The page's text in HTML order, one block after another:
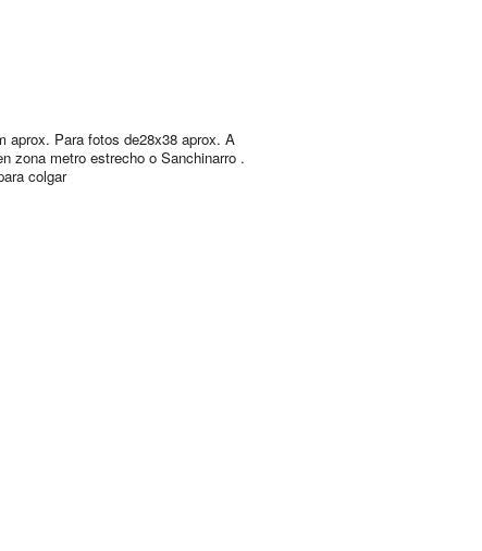
aprox. Para fotos de28x38 aprox. A
zona metro estrecho o Sanchinarro .
colgar